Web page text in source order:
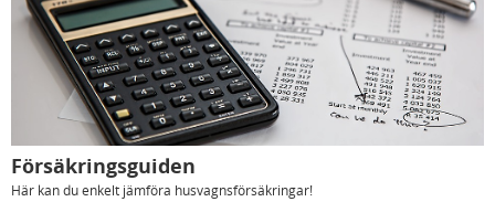
Försäkringsguiden
Här kan du enkelt jämföra husvagnsförsäkringar!